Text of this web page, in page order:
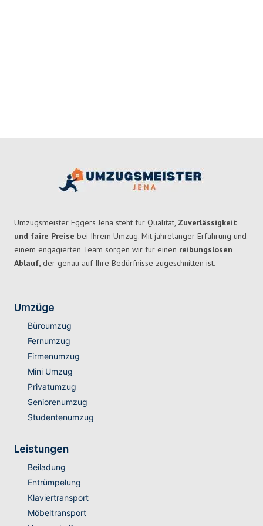
Umzugsmeister Eggers Jena steht für Qualität, Zuverlässigkeit
und faire Preise bei Ihrem Umzug. Mit jahrelanger Erfahrung und
einem engagierten Team sorgen wir für einen reibungslosen
Ablauf, der genau auf Ihre Bedürfnisse zugeschnitten ist.
Umzüge
Büroumzug
Fernumzug
Firmenumzug
Mini Umzug
Privatumzug
Seniorenumzug
Studentenumzug
Leistungen
Beiladung
Entrümpelung
Klaviertransport
Möbeltransport